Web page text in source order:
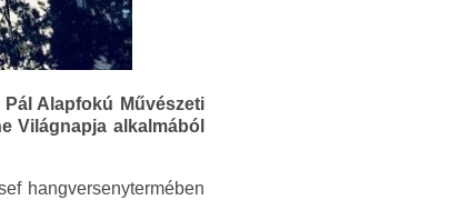
Alapfokú Művészeti
Világnapja alkalmából
hangversenytermében